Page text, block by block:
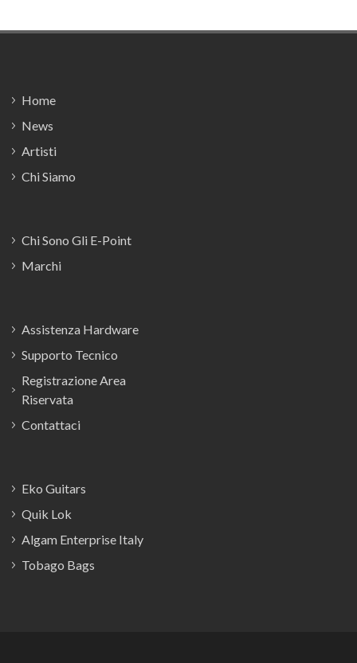
Home
News
Artisti
Chi Siamo
Chi Sono Gli E-Point
Marchi
Assistenza Hardware
Supporto Tecnico
Registrazione Area
Riservata
Contattaci
Eko Guitars
Quik Lok
Algam Enterprise Italy
Tobago Bags